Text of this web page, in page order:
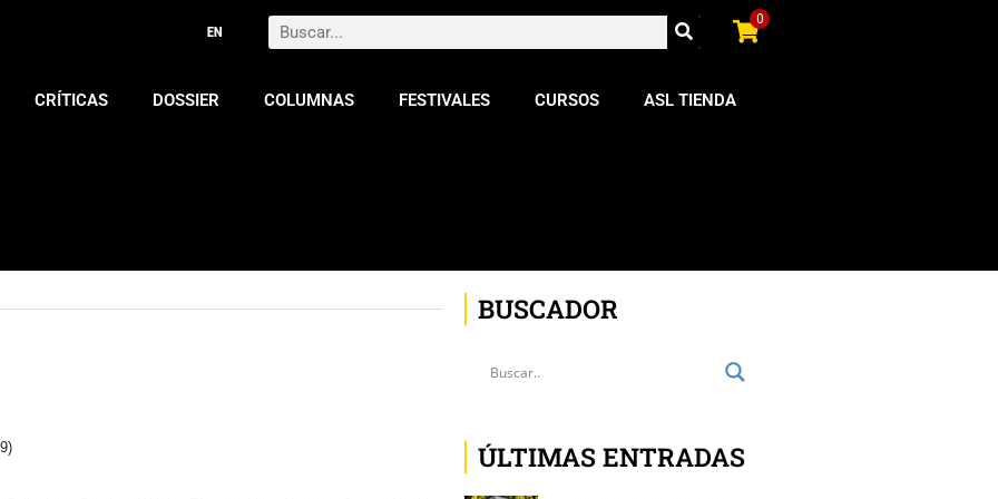
Search 0
CRÍTICAS DOSSIER COLUMNAS FESTIVALES CURSOS ASL TIENDA
BUSCADOR
ÚLTIMAS ENTRADAS